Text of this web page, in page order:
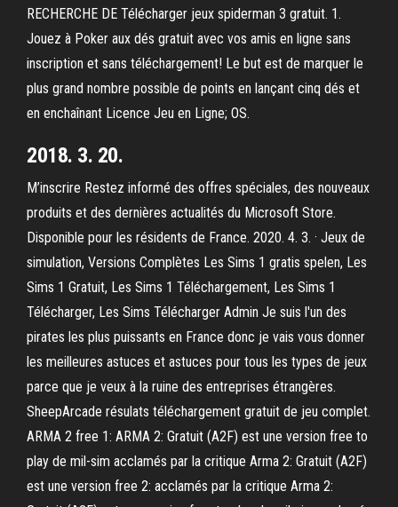
RECHERCHE DE Télécharger jeux spiderman 3 gratuit. 1.
Jouez à Poker aux dés gratuit avec vos amis en ligne sans
inscription et sans téléchargement! Le but est de marquer le
plus grand nombre possible de points en lançant cinq dés et
en enchaînant Licence Jeu en Ligne; OS.
2018. 3. 20.
M’inscrire Restez informé des offres spéciales, des nouveaux
produits et des dernières actualités du Microsoft Store.
Disponible pour les résidents de France. 2020. 4. 3. · Jeux de
simulation, Versions Complètes Les Sims 1 gratis spelen, Les
Sims 1 Gratuit, Les Sims 1 Téléchargement, Les Sims 1
Télécharger, Les Sims Télécharger Admin Je suis l'un des
pirates les plus puissants en France donc je vais vous donner
les meilleures astuces et astuces pour tous les types de jeux
parce que je veux à la ruine des entreprises étrangères.
SheepArcade résulats téléchargement gratuit de jeu complet.
ARMA 2 free 1: ARMA 2: Gratuit (A2F) est une version free to
play de mil-sim acclamés par la critique Arma 2: Gratuit (A2F)
est une version free 2: acclamés par la critique Arma 2: